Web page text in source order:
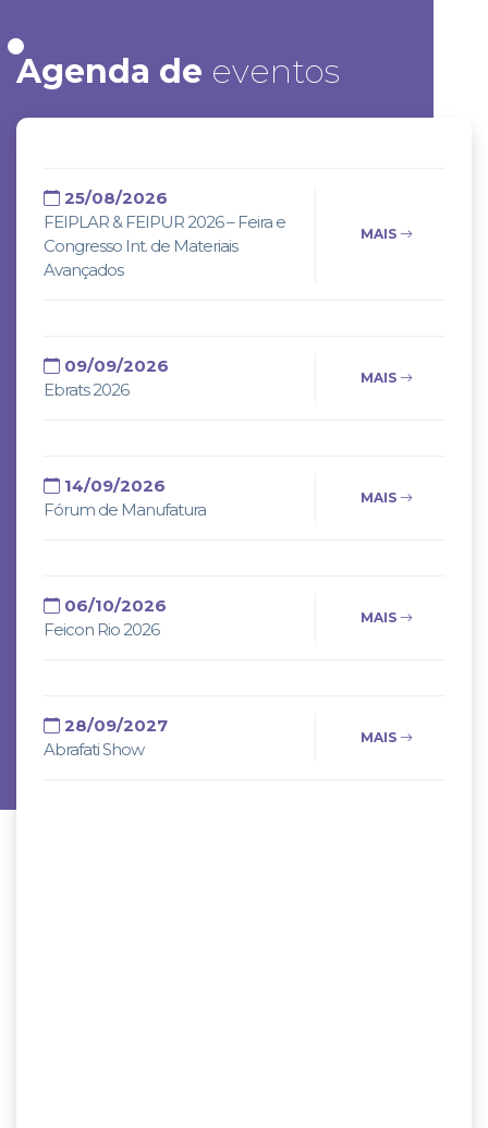
Agenda de eventos
25/08/2026
FEIPLAR & FEIPUR 2026 – Feira e
Congresso Int. de Materiais
Avançados
MAIS
09/09/2026
Ebrats 2026
MAIS
14/09/2026
Fórum de Manufatura
MAIS
06/10/2026
Feicon Rio 2026
MAIS
28/09/2027
Abrafati Show
MAIS